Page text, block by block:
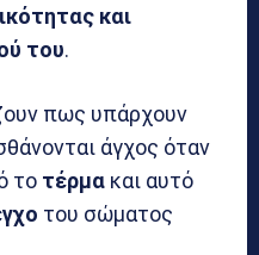
και
του.
πως υπάρχουν
άγχος όταν
το τέρμα και αυτό
του σώματος